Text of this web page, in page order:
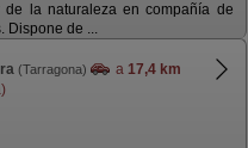
de la naturaleza en compañía de
Dispone de ...
(Tarragona) a 17,4 km